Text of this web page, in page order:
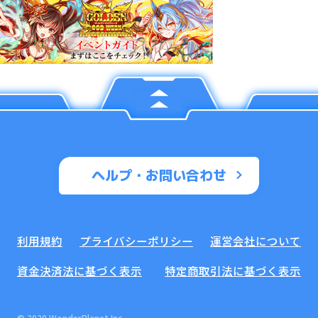
ヘルプ・お問い合わせ
利用規約 プライバシーポリシー
運営会社について
資金決済法に基づく表示
特定商取引法に基づく表示